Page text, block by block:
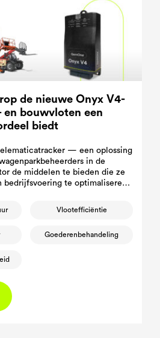
de nieuwe Onyx V4-
bouwvloten een
biedt
— een oplossing
in de
de middelen te bieden die ze
bedrijfsvoering te optimaliseren,
Vlootefficiëntie
Goederenbehandeling